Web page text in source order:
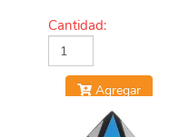
Cantidad:
Agregar